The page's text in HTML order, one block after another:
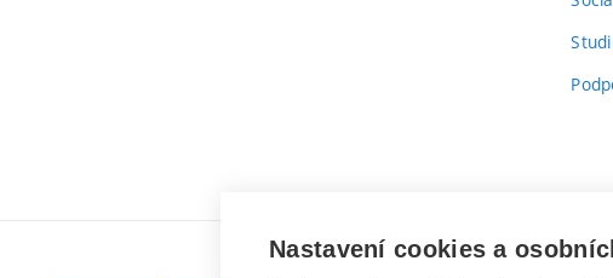
Nastavení cookies a